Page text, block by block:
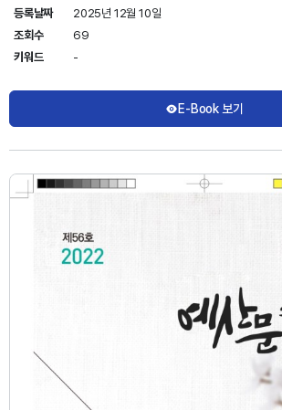
등록날짜
2025년 12월 10일
조회수
69
키워드
-
E-Book 보기